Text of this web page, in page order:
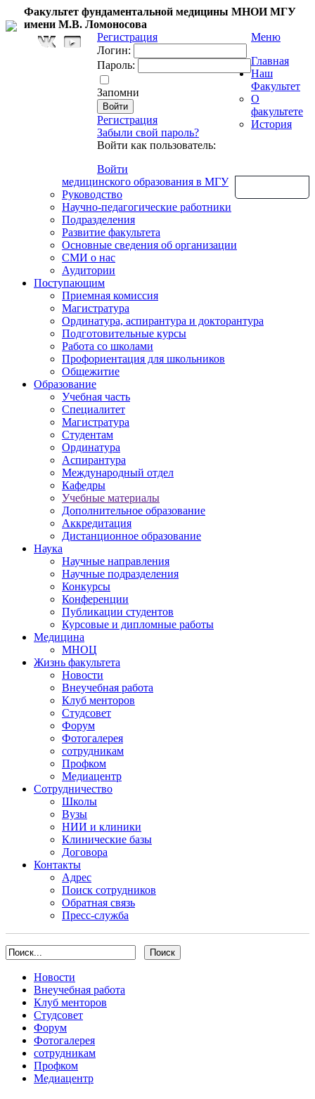
Факультет фундаментальной медицины МНОИ МГУ
имени М.В. Ломоносова
Регистрация
Логин:
Пароль:
Запомни
Регистрация
Забыли свой пароль?
Войти как пользователь:
Войти
Меню
Главная
Наш
Факультет
О
факультете
История
медицинского образования в МГУ
Руководство
Научно-педагогические работники
Подразделения
Развитие факультета
Основные сведения об организации
СМИ о нас
Аудитории
Поступающим
Приемная комиссия
Магистратура
Ординатура, аспирантура и докторантура
Подготовительные курсы
Работа со школами
Профориентация для школьников
Общежитие
Образование
Учебная часть
Специалитет
Магистратура
Студентам
Ординатура
Аспирантура
Международный отдел
Кафедры
Учебные материалы
Дополнительное образование
Аккредитация
Дистанционное образование
Наука
Научные направления
Научные подразделения
Конкурсы
Конференции
Публикации студентов
Курсовые и дипломные работы
Медицина
МНОЦ
Жизнь факультета
Новости
Внеучебная работа
Клуб менторов
Студсовет
Форум
Фотогалерея
сотрудникам
Профком
Медиацентр
Сотрудничество
Школы
Вузы
НИИ и клиники
Клинические базы
Договора
Контакты
Адрес
Поиск сотрудников
Обратная связь
Пресс-служба
Новости
Внеучебная работа
Клуб менторов
Студсовет
Форум
Фотогалерея
сотрудникам
Профком
Медиацентр